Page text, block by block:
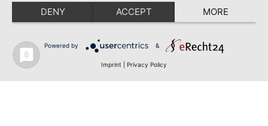
DENY ACCEPT MORE
Powered by &
Imprint Privacy Policy